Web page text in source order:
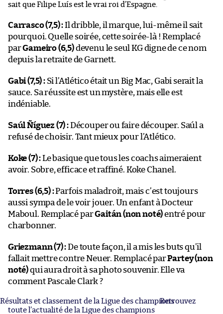
sait que Filipe Luís est le vrai roi d’Espagne.
Carrasco (7,5) :Il dribble, il marque, lui-même il sait
pourquoi. Quelle soirée, cette soirée-là ! Remplacé
parGameiro (6,5)devenu le seul KG digne de ce nom
depuis la retraite de Garnett.
Gabi (7,5) :Si l’Atlético était un Big Mac, Gabi serait la
sauce. Sa réussite est un mystère, mais elle est
indéniable.
Saúl Ñíguez (7) :Découper ou faire découper. Saúl a
refusé de choisir. Tant mieux pour l’Atlético.
Koke (7) :Le basique que tous les coachs aimeraient
avoir. Sobre, efficace et raffiné. Koke Chanel.
Torres (6,5) :Parfois maladroit, mais c’est toujours
aussi sympa de le voir jouer. Un enfant à Docteur
Maboul. Remplacé parGaitán (non noté)entré pour
charbonner.
Griezmann (7) :De toute façon, il a mis les buts qu’il
fallait mettre contre Neuer. Remplacé parPartey (non
noté)qui aura droit à sa photo souvenir. Elle va
comment Pascale Clark ?
Résultats et classement de la Ligue des championsRetrouvez
toute l’actualité de la Ligue des champions